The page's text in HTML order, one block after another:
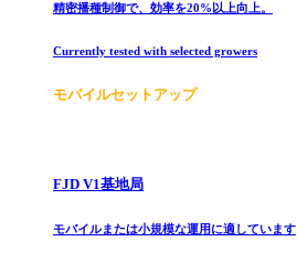
精密播種制御で、効率を20%以上向上。
Currently tested with selected growers
モバイルセットアップ
FJD V1基地局
モバイルまたは小規模な運用に適しています